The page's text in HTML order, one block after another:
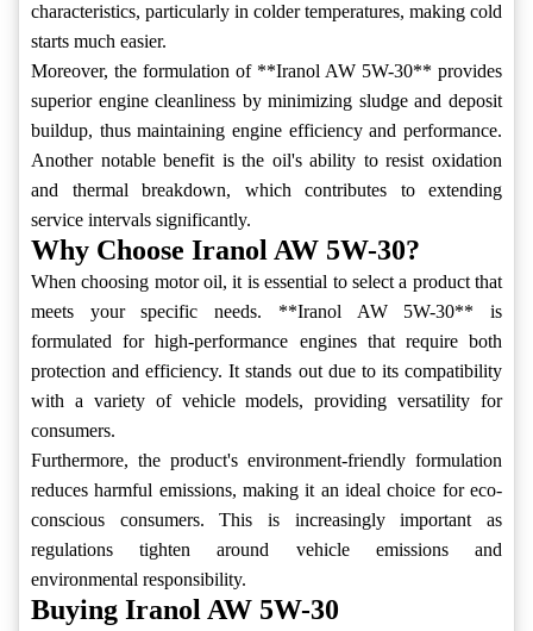
characteristics, particularly in colder temperatures, making cold
starts much easier.
Moreover, the formulation of **Iranol AW 5W-30** provides
superior engine cleanliness by minimizing sludge and deposit
buildup, thus maintaining engine efficiency and performance.
Another notable benefit is the oil's ability to resist oxidation
and thermal breakdown, which contributes to extending
service intervals significantly.
Why Choose Iranol AW 5W-30?
When choosing motor oil, it is essential to select a product that
meets your specific needs. **Iranol AW 5W-30** is
formulated for high-performance engines that require both
protection and efficiency. It stands out due to its compatibility
with a variety of vehicle models, providing versatility for
consumers.
Furthermore, the product's environment-friendly formulation
reduces harmful emissions, making it an ideal choice for eco-
conscious consumers. This is increasingly important as
regulations tighten around vehicle emissions and
environmental responsibility.
Buying Iranol AW 5W-30